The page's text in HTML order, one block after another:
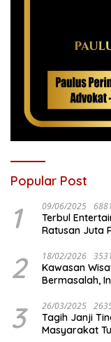
Popular Post
1 09/06/2025
Terbul
Ratusan Juta
2 18/02/2026
Kawasan
Bermasalah,
3 26/03/2025
Tagih Janji
Masyarakat